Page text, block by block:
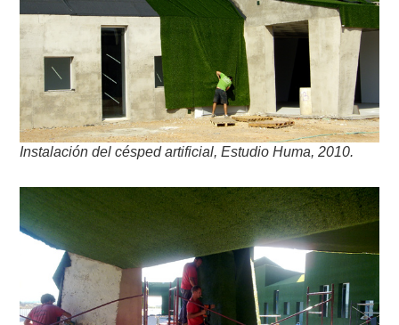
Instalación del césped artificial, Estudio Huma, 2010.